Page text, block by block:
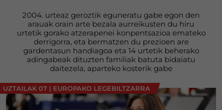
2004. urteaz geroztik eguneratu gabe egon den
arauak orain arte bezala aurreikusten du hiru
urtetik gorako atzerapenei konpentsazioa emateko
derrigorra, eta bermatzen du prezioen are
gardentasun handiagoa eta 14 urtetik beherako
adingabeak dituzten familiak batuta bidaiatu
daitezela, aparteko kosterik gabe
UZTAILAK 07 | EUROPAKO LEGEBILTZARRA